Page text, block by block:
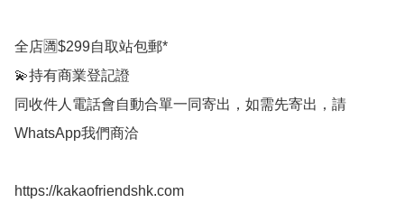
全店🈵$299自取站包郵*
💫持有商業登記證
同收件人電話會自動合單一同寄出，如需先寄出，請
WhatsApp我們商洽
https://kakaofriendshk.com